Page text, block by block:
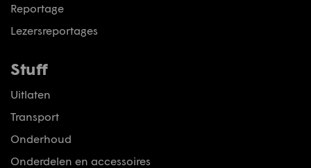
Reportage
Lezersreportages
Stuff
Uitlaten
Transport
Onderhoud
Onderdelen en accessoires